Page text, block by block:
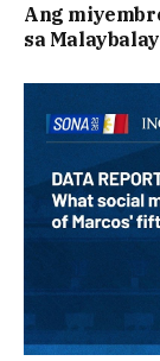
Ang
sa Malaybalay